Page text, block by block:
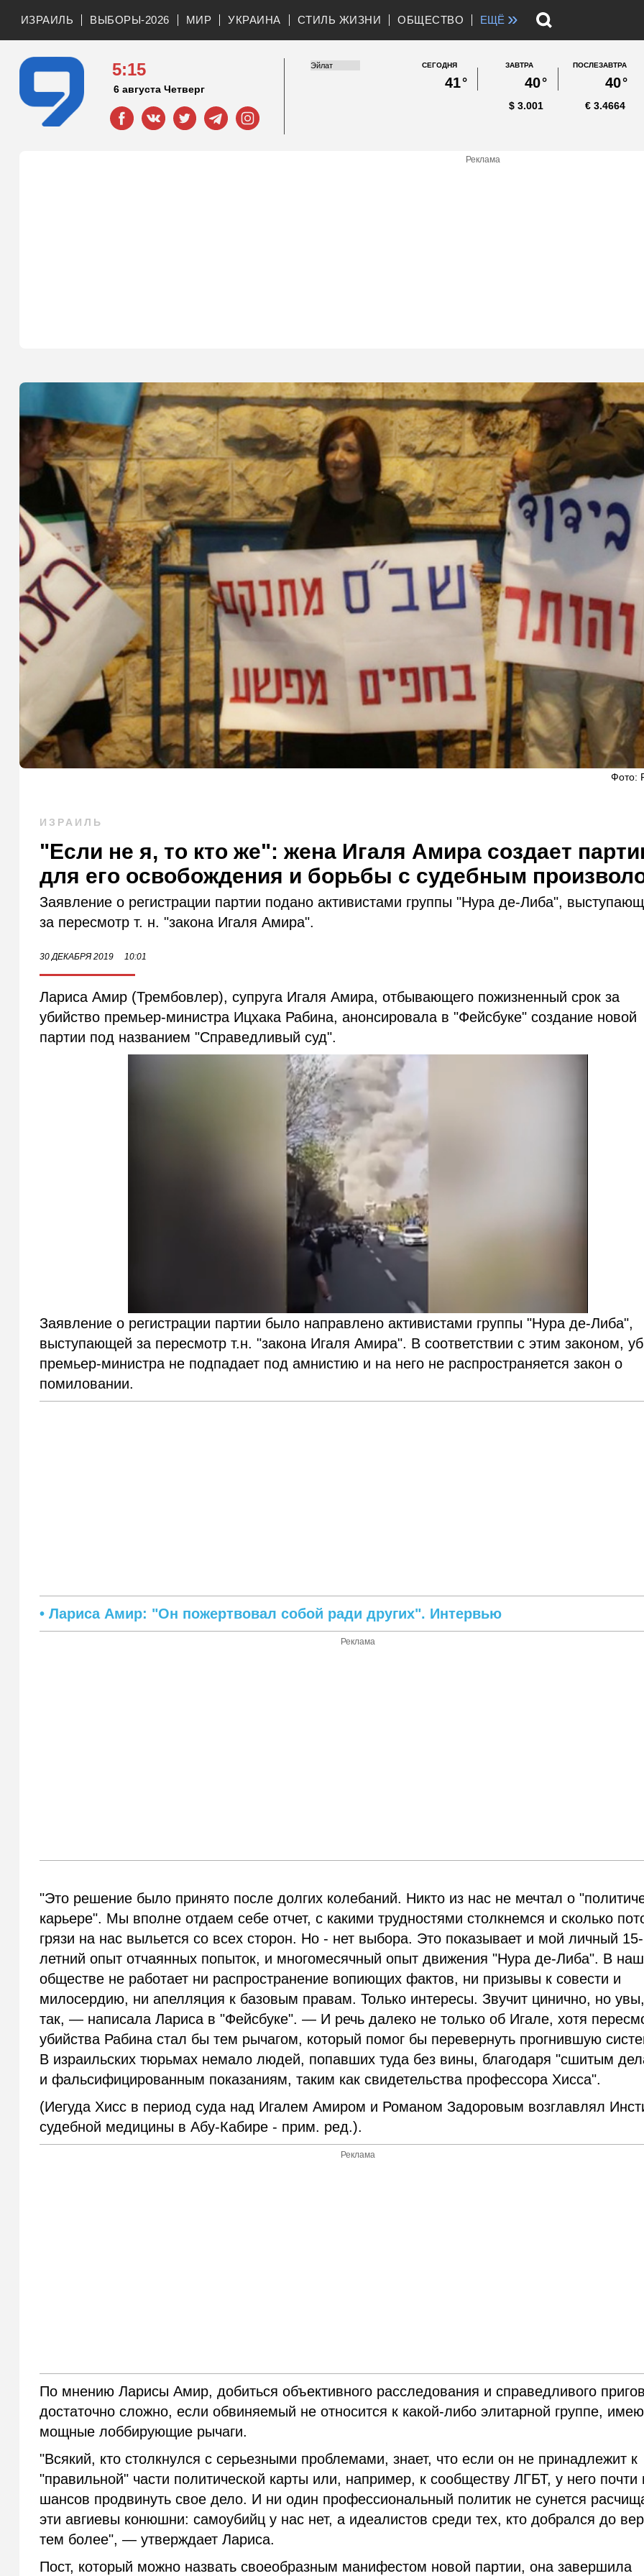
ИЗРАИЛЬ ВЫБОРЫ-2026 МИР УКРАИНА СТИЛЬ ЖИЗНИ ОБЩЕСТВО ЕЩЁ »
5:15
6 августа Четверг
СЕГОДНЯ
41°
ЗАВТРА
40°
ПОСЛЕЗАВТРА
40°
3.001
$ 3.4664
€
Реклама
Фото:
ИЗРАИЛЬ
"Если не я, то кто же": жена Игаля Амира создает
для его освобождения и борьбы с судебным
Заявление о регистрации партии подано активистами группы "Нура де-Либа",
за пересмотр т. н. "закона Игаля Амира".
30 ДЕКАБРЯ 2019 10:01
Лариса Амир (Трембовлер), супруга Игаля Амира, отбывающего пожизненный срок за
убийство премьер-министра Ицхака Рабина, анонсировала в "Фейсбуке" создание новой
партии под названием "Справедливый суд".
Заявление о регистрации партии было направлено активистами группы "Нура де-Либа",
выступающей за пересмотр т.н. "закона Игаля Амира". В соответствии с этим законом,
премьер-министра не подпадает под амнистию и на него не распространяется закон о
помиловании.
• Лариса Амир: "Он пожертвовал собой ради других". Интервью
Реклама
"Это решение было принято после долгих колебаний. Никто из нас не мечтал о
карьере". Мы вполне отдаем себе отчет, с какими трудностями столкнемся и сколько
грязи на нас выльется со всех сторон. Но - нет выбора. Это показывает и мой личный 15-
летний опыт отчаянных попыток, и многомесячный опыт движения "Нура де-Либа". В
обществе не работает ни распространение вопиющих фактов, ни призывы к совести и
милосердию, ни апелляция к базовым правам. Только интересы. Звучит цинично, но
так, — написала Лариса в "Фейсбуке". — И речь далеко не только об Игале, хотя
убийства Рабина стал бы тем рычагом, который помог бы перевернуть прогнившую
В израильских тюрьмах немало людей, попавших туда без вины, благодаря "сшитым
и фальсифицированным показаниям, таким как свидетельства профессора Хисса".
(Иегуда Хисс в период суда над Игалем Амиром и Романом Задоровым возглавлял
судебной медицины в Абу-Кабире - прим. ред.).
Реклама
По мнению Ларисы Амир, добиться объективного расследования и справедливого
достаточно сложно, если обвиняемый не относится к какой-либо элитарной группе,
мощные лоббирующие рычаги.
"Всякий, кто столкнулся с серьезными проблемами, знает, что если он не принадлежит к
"правильной" части политической карты или, например, к сообществу ЛГБТ, у него почти
шансов продвинуть свое дело. И ни один профессиональный политик не сунется
эти авгиевы конюшни: самоубийц у нас нет, а идеалистов среди тех, кто добрался до
тем более", — утверждает Лариса.
Пост, который можно назвать своеобразным манифестом новой партии, она завершила